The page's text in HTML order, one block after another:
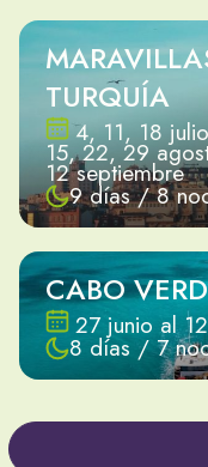
TURQUÍA
4, 11, 18
15, 22, 29
12 septiembre
9 días / 8
CABO
27 junio al
8 días / 7